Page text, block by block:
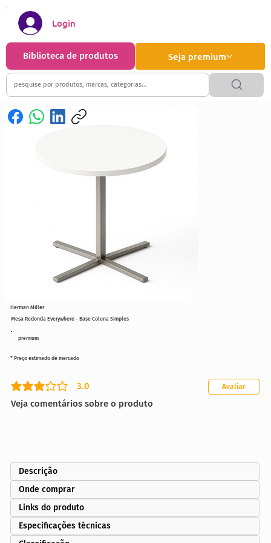
Seja premium
Biblioteca de produtos
Login
premium
Mesa Redonda Everywhere - Base Coluna Simples
3.0
classificação média é 3 de 5
Veja comentários sobre o produto
Avaliar
* Preço estimado de mercado
Herman Miller
Descrição
Onde comprar
Links do produto
Especificações técnicas